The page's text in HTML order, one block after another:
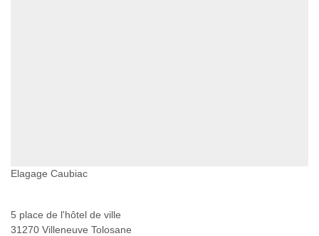
Elagage Caubiac
5 place de l'hôtel de ville
31270 Villeneuve Tolosane